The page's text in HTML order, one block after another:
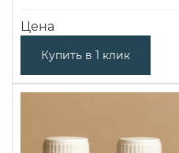
Цена
Купить в 1 клик